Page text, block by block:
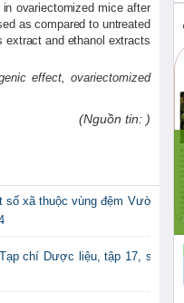
ovariectomized mice after
as compared to untreated
extract and ethanol extracts
effect, ovariectomized
(Nguồn tin: )
xã thuộc vùng đệm Vườn
chí Dược liệu, tập 17, số